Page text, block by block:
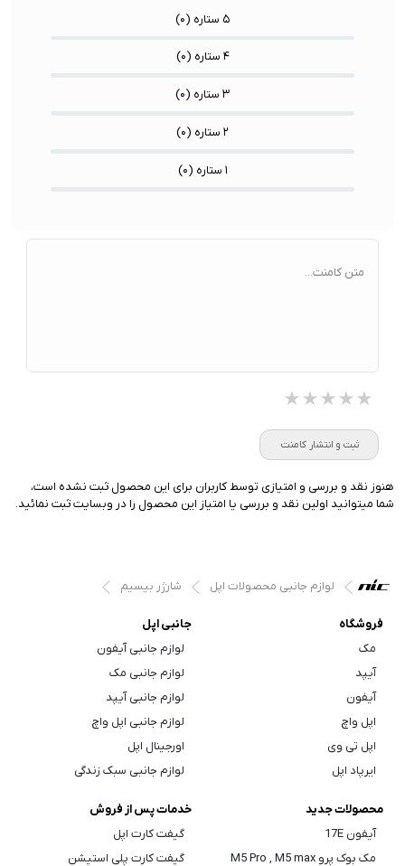
۵ ستاره ( ۰)
۴ ستاره ( ۰)
۳ ستاره ( ۰)
۲ ستاره ( ۰)
۱ ستاره ( ۰)
متن کامنت...
★★★★★
★★★★★
★★★★★
ثبت و انتشار کامنت
هنوز نقد و بررسی و امتیازی توسط کاربران برای این محصول ثبت نشده است،
شما میتوانید اولین نقد و بررسی یا امتیاز این محصول را در وبسایت ثبت نمائید.
لوازم جانبی محصولات اپل شارژر بیسیم
فروشگاه
مک
آیپد
آیفون
اپل واچ
اپل تی وی
ایرپاد اپل
جانبی اپل
لوازم جانبی آیفون
لوازم جانبی مک
لوازم جانبی آیپد
لوازم جانبی اپل واچ
اورجینال اپل
لوازم جانبی سبک زندگی
محصولات جدید
آیفون 17E
مک بوک پرو M5 Pro , M5 max
خدمات پس از فروش
گیفت کارت اپل
گیفت کارت پلی استیشن